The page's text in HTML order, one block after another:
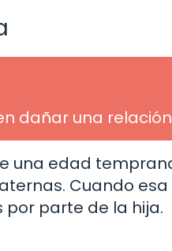
dañar una relación
una edad
Cuando esa
parte de la hija.